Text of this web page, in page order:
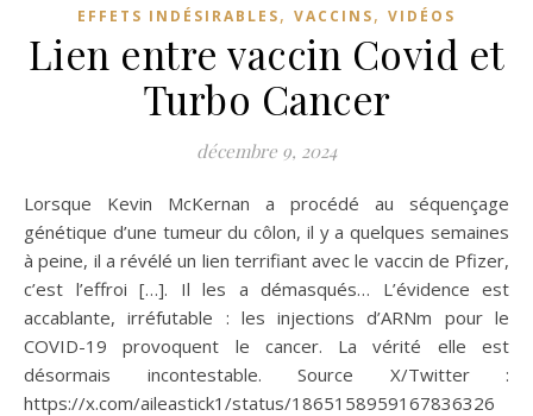
EFFETS INDÉSIRABLES, VACCINS, VIDÉOS
Lien entre vaccin Covid et
Turbo Cancer
décembre 9, 2024
Lorsque Kevin McKernan a procédé au séquençage
génétique d’une tumeur du côlon, il y a quelques semaines
à peine, il a révélé un lien terrifiant avec le vaccin de Pfizer,
c’est l’effroi […]. Il les a démasqués… L’évidence est
accablante, irréfutable : les injections d’ARNm pour le
COVID-19 provoquent le cancer. La vérité elle est
désormais incontestable. Source X/Twitter :
https://x.com/aileastick1/status/1865158959167836326